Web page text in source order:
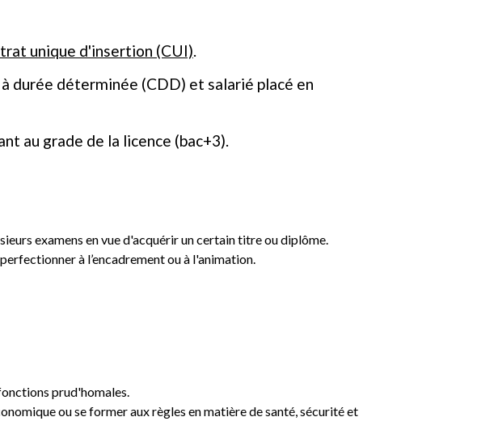
unique d'insertion (CUI).
durée déterminée (CDD) et salarié placé en
au grade de la licence (bac+3).
examens en vue d'acquérir un certain titre ou diplôme.
à l’encadrement ou à l'animation.
prud'homales.
ou se former aux règles en matière de santé, sécurité et